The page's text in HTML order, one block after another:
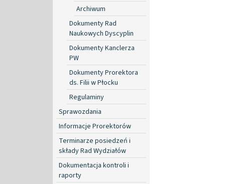
Archiwum
Dokumenty Rad
Naukowych Dyscyplin
Dokumenty Kanclerza
PW
Dokumenty Prorektora
ds. Filii w Płocku
Regulaminy
Sprawozdania
Informacje Prorektorów
Terminarze posiedzeń i
składy Rad Wydziałów
Dokumentacja kontroli i
raporty